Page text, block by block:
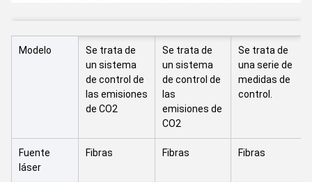
Modelo
Se trata de
un sistema
de control de
las emisiones
de CO2
Se trata de
un sistema
de control de
las
emisiones de
CO2
Se trata de
una serie de
medidas de
control.
Fuente
láser
Fibras Fibras Fibras